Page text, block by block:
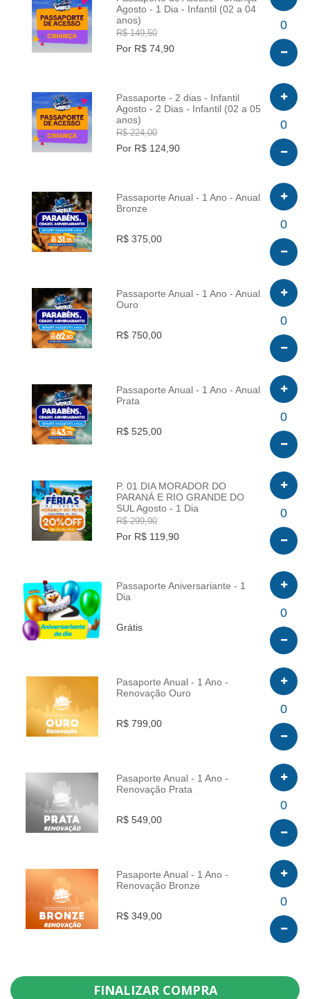
INFO
Agosto - 1 Dia - Infantil (02 a 04
anos)
R$ 149,50
Por R$ 74,90
0
INFO
Passaporte - 2 dias - Infantil
Agosto - 2 Dias - Infantil (02 a 05
anos)
R$ 224,00
Por R$ 124,90
0
INFO
Passaporte Anual - 1 Ano - Anual
Bronze
R$ 375,00
0
INFO
Passaporte Anual - 1 Ano - Anual
Ouro
R$ 750,00
0
INFO
Passaporte Anual - 1 Ano - Anual
Prata
R$ 525,00
0
INFO
P. 01 DIA MORADOR DO
PARANÁ E RIO GRANDE DO
SUL Agosto - 1 Dia
R$ 299,90
Por R$ 119,90
0
INFO
Passaporte Aniversariante - 1
Dia
Grátis
0
INFO
Pasaporte Anual - 1 Ano -
Renovação Ouro
R$ 799,00
0
INFO
Pasaporte Anual - 1 Ano -
Renovação Prata
R$ 549,00
0
INFO
Pasaporte Anual - 1 Ano -
Renovação Bronze
R$ 349,00
0
FINALIZAR COMPRA